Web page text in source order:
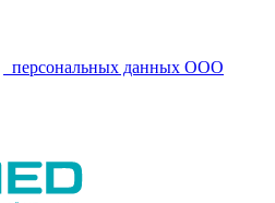
персональных данных ООО